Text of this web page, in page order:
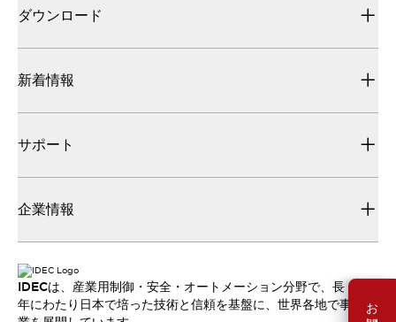
ダウンロード
新着情報
サポート
企業情報
IDECは、産業用制御・安全・オートメーション分野で、長
年にわたり日本で培った技術と信頼を基盤に、世界各地で事